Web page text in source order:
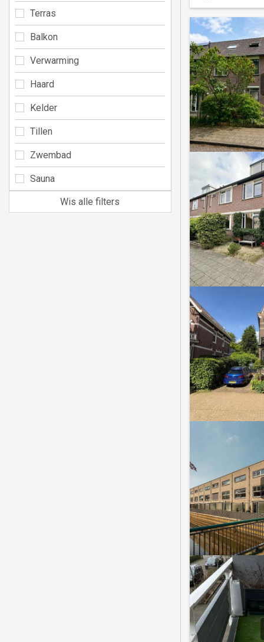
Terras
Balkon
Verwarming
Haard
Kelder
Tillen
Zwembad
Sauna
Wis alle filters